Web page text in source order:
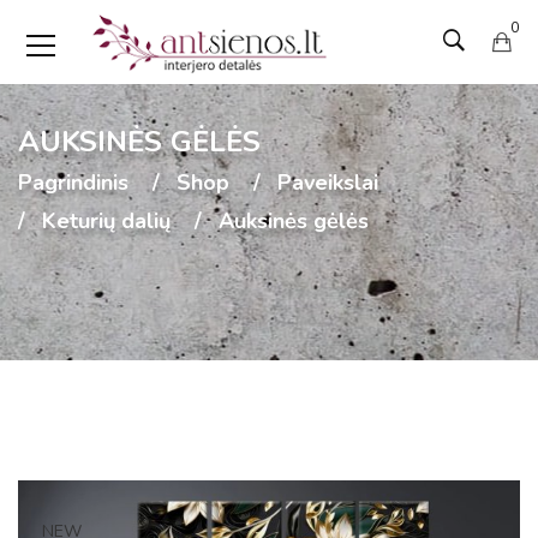
0
AUKSINĖS GĖLĖS
Pagrindinis Shop
Paveikslai
Keturių dalių
Auksinės gėlės
NEW